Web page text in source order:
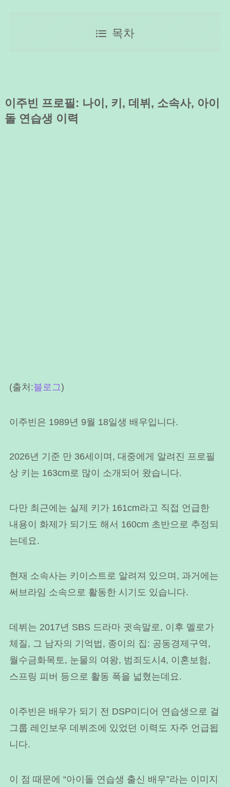
목차
이주빈 프로필: 나이, 키, 데뷔, 소속사, 아이
돌 연습생 이력
(출처:블로그)
이주빈은 1989년 9월 18일생 배우입니다.
2026년 기준 만 36세이며, 대중에게 알려진 프로필
상 키는 163cm로 많이 소개되어 왔습니다.
다만 최근에는 실제 키가 161cm라고 직접 언급한
내용이 화제가 되기도 해서 160cm 초반으로 추정되
는데요.
현재 소속사는 키이스트로 알려져 있으며, 과거에는
써브라임 소속으로 활동한 시기도 있습니다.
데뷔는 2017년 SBS 드라마 귓속말로, 이후 멜로가
체질, 그 남자의 기억법, 종이의 집: 공동경제구역,
월수금화목토, 눈물의 여왕, 범죄도시4, 이혼보험,
스프링 피버 등으로 활동 폭을 넓혔는데요.
이주빈은 배우가 되기 전 DSP미디어 연습생으로 걸
그룹 레인보우 데뷔조에 있었던 이력도 자주 언급됩
니다.
이 점 때문에 “아이돌 연습생 출신 배우”라는 이미지